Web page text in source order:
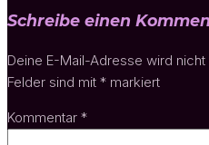
Schreibe einen
Deine E-Mail-Adresse wird
Felder sind mit * markiert
Kommentar *